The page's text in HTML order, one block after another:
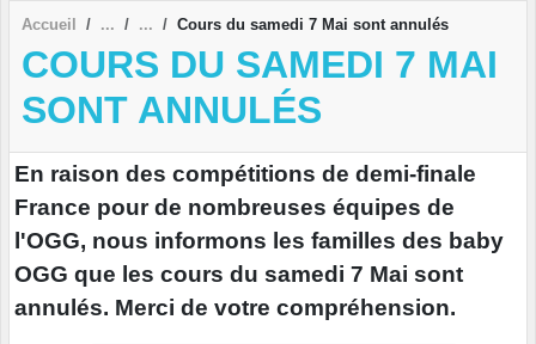
Accueil Cours du samedi 7 Mai sont annulés
COURS DU SAMEDI 7 MAI
SONT ANNULÉS
En raison des compétitions de demi-finale
France pour de nombreuses équipes de
l'OGG, nous informons les familles des baby
OGG que les cours du samedi 7 Mai sont
annulés. Merci de votre compréhension.